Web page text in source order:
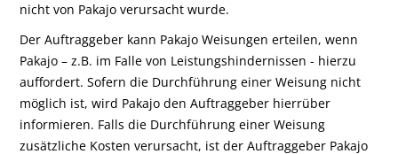
nicht von Pakajo verursacht wurde.
Der Auftraggeber kann Pakajo Weisungen erteilen, wenn
Pakajo – z.B. im Falle von Leistungshindernissen - hierzu
auffordert. Sofern die Durchführung einer Weisung nicht
möglich ist, wird Pakajo den Auftraggeber hierrüber
informieren. Falls die Durchführung einer Weisung
zusätzliche Kosten verursacht, ist der Auftraggeber Pakajo